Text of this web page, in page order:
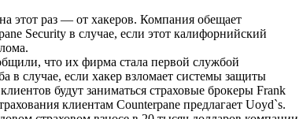
этот раз — от хакеров. Компания обещает
Security в случае, если этот калифорнийский
что их фирма стала первой службой
в случае, если хакер взломает системы защиты
будут заниматься страховые брокеры Frank
клиентам Counterpane предлагает Uoyd`s.